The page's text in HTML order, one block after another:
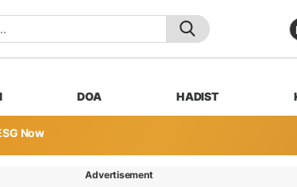
DOA HADIST
Now
Advertisement